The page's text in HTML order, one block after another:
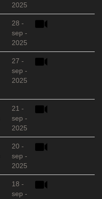
2025
28 -
sep -
2025
27 -
sep -
2025
21 -
sep -
2025
20 -
sep -
2025
18 -
sep -